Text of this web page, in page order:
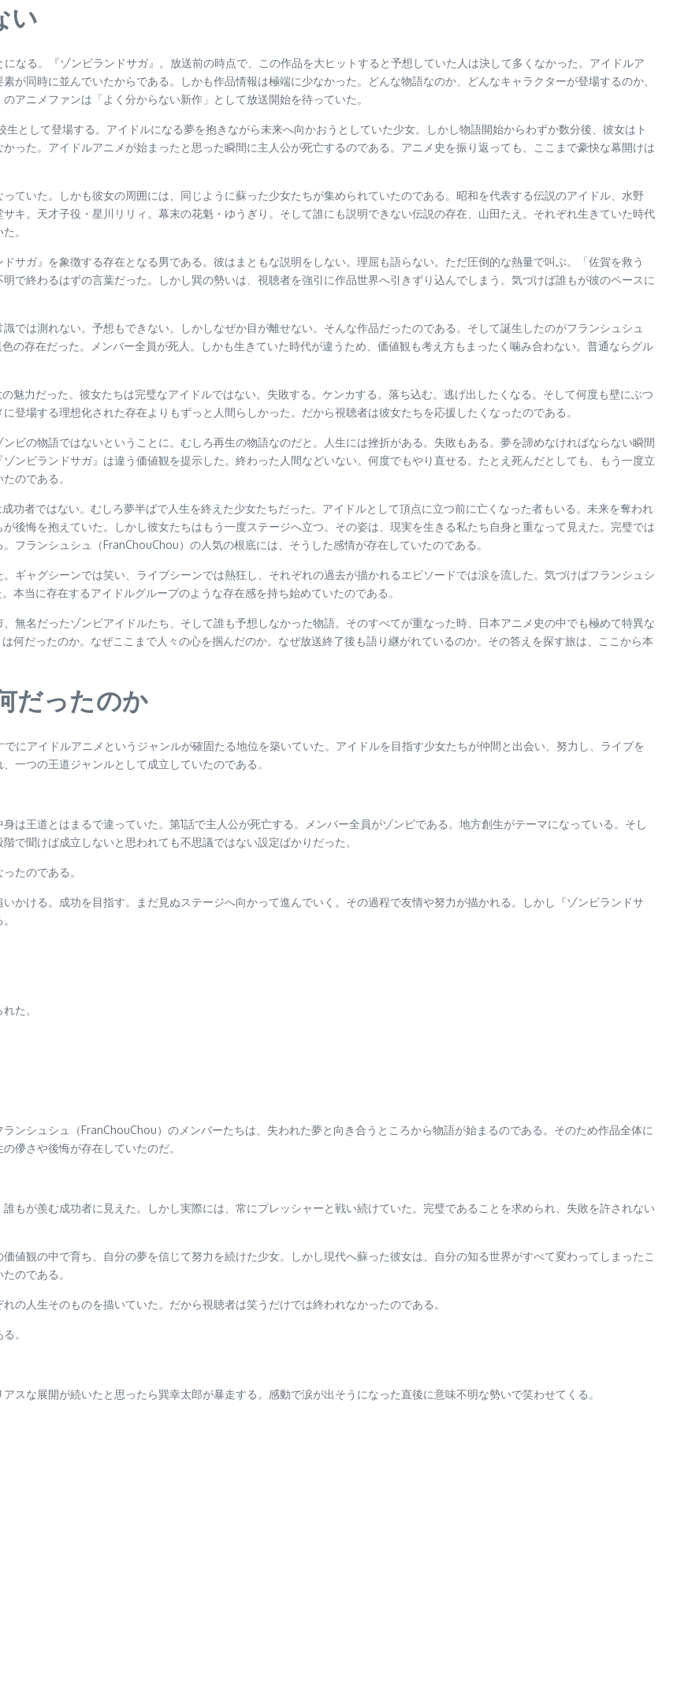
い
なる。『ゾンビランドサガ』。放送前の時点で、この作品を大ヒットすると予想していた人は決して多くなかった。アイドルア
が同時に並んでいたからである。しかも作品情報は極端に少なかった。どんな物語なのか、どんなキャラクターが登場するのか、
アニメファンは「よく分からない新作」として放送開始を待っていた。
として登場する。アイドルになる夢を抱きながら未来へ向かおうとしていた少女。しかし物語開始からわずか数分後、彼女はト
った。アイドルアニメが始まったと思った瞬間に主人公が死亡するのである。アニメ史を振り返っても、ここまで豪快な幕開けは
ていた。しかも彼女の周囲には、同じように蘇った少女たちが集められていたのである。昭和を代表する伝説のアイドル、水野
キ。天才子役・星川リリィ。幕末の花魁・ゆうぎり。そして誰にも説明できない伝説の存在、山田たえ。それぞれ生きていた時代
。
サガ』を象徴する存在となる男である。彼はまともな説明をしない。理屈も語らない。ただ圧倒的な熱量で叫ぶ。「佐賀を救う
で終わるはずの言葉だった。しかし巽の勢いは、視聴者を強引に作品世界へ引きずり込んでしまう。気づけば誰もが彼のペースに
では測れない。予想もできない。しかしなぜか目が離せない。そんな作品だったのである。そして誕生したのがフランシュシュ
の存在だった。メンバー全員が死人。しかも生きていた時代が違うため、価値観も考え方もまったく噛み合わない。普通ならグル
魅力だった。彼女たちは完璧なアイドルではない。失敗する。ケンカする。落ち込む。逃げ出したくなる。そして何度も壁にぶつ
登場する理想化された存在よりもずっと人間らしかった。だから視聴者は彼女たちを応援したくなったのである。
ビの物語ではないということに。むしろ再生の物語なのだと。人生には挫折がある。失敗もある。夢を諦めなければならない瞬間
ンビランドサガ』は違う価値観を提示した。終わった人間などいない。何度でもやり直せる。たとえ死んだとしても、もう一度立
のである。
功者ではない。むしろ夢半ばで人生を終えた少女たちだった。アイドルとして頂点に立つ前に亡くなった者もいる。未来を奪われ
後悔を抱えていた。しかし彼女たちはもう一度ステージへ立つ。その姿は、現実を生きる私たち自身と重なって見えた。完璧では
フランシュシュ（FranChouChou）の人気の根底には、そうした感情が存在していたのである。
ギャグシーンでは笑い、ライブシーンでは熱狂し、それぞれの過去が描かれるエピソードでは涙を流した。気づけばフランシュシ
本当に存在するアイドルグループのような存在感を持ち始めていたのである。
無名だったゾンビアイドルたち、そして誰も予想しなかった物語。そのすべてが重なった時、日本アニメ史の中でも極めて特異な
何だったのか。なぜここまで人々の心を掴んだのか。なぜ放送終了後も語り継がれているのか。その答えを探す旅は、ここから本
だったのか
にアイドルアニメというジャンルが確固たる地位を築いていた。アイドルを目指す少女たちが仲間と出会い、努力し、ライブを
一つの王道ジャンルとして成立していたのである。
は王道とはまるで違っていた。第1話で主人公が死亡する。メンバー全員がゾンビである。地方創生がテーマになっている。そし
で聞けば成立しないと思われても不思議ではない設定ばかりだった。
たのである。
かける。成功を目指す。まだ見ぬステージへ向かって進んでいく。その過程で友情や努力が描かれる。しかし『ゾンビランドサ
た。
ンシュシュ（FranChouChou）のメンバーたちは、失われた夢と向き合うところから物語が始まるのである。そのため作品全体に
儚さや後悔が存在していたのだ。
もが羨む成功者に見えた。しかし実際には、常にプレッシャーと戦い続けていた。完璧であることを求められ、失敗を許されない
値観の中で育ち、自分の夢を信じて努力を続けた少女。しかし現代へ蘇った彼女は、自分の知る世界がすべて変わってしまったこ
のである。
の人生そのものを描いていた。だから視聴者は笑うだけでは終われなかったのである。
。
スな展開が続いたと思ったら巽幸太郎が暴走する。感動で涙が出そうになった直後に意味不明な勢いで笑わせてくる。